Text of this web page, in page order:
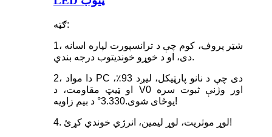
ګټه:
1، شټر پروف، کوم چې د ترانسپورت لپاره اسانه
دی، او د خوړو خوندیتوب درجه بندي.
2، دا مواد PC دی چې د نانو پارټیکل، لیږد 93٪،
او ټیټ مقاومت، د V0 اور وژنې ثبوت سره
یوځای شوی.3.330° د بیم زاویه!
4. لوړ موثریت، لوړ لیمین، انرژي خوندي کړئ!